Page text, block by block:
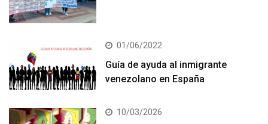
01/06/2022
Guía de ayuda al inmigrante
venezolano en España
10/03/2026